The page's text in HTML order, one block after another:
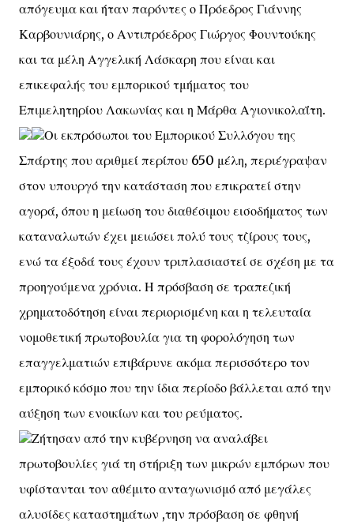
απόγευμα και ήταν παρόντες ο Πρόεδρος Γιάννης
Καρβουνιάρης, ο Αντιπρόεδρος Γιώργος Φουντούκης
και τα μέλη Αγγελική Λάσκαρη που είναι και
επικεφαλής του εμπορικού τμήματος του
Επιμελητηρίου Λακωνίας και η Μάρθα Αγιονικολαΐτη.
Οι εκπρόσωποι του Εμπορικού Συλλόγου της
Σπάρτης που αριθμεί περίπου 650 μέλη, περιέγραψαν
στον υπουργό την κατάσταση που επικρατεί στην
αγορά, όπου η μείωση του διαθέσιμου εισοδήματος των
καταναλωτών έχει μειώσει πολύ τους τζίρους τους,
ενώ τα έξοδά τους έχουν τριπλασιαστεί σε σχέση με τα
προηγούμενα χρόνια. Η πρόσβαση σε τραπεζική
χρηματοδότηση είναι περιορισμένη και η τελευταία
νομοθετική πρωτοβουλία για τη φορολόγηση των
επαγγελματιών επιβάρυνε ακόμα περισσότερο τον
εμπορικό κόσμο που την ίδια περίοδο βάλλεται από την
αύξηση των ενοικίων και του ρεύματος.
Ζήτησαν από την κυβέρνηση να αναλάβει
πρωτοβουλίες γιά τη στήριξη των μικρών εμπόρων που
υφίστανται τον αθέμιτο ανταγωνισμό από μεγάλες
αλυσίδες καταστημάτων ,την πρόσβαση σε φθηνή